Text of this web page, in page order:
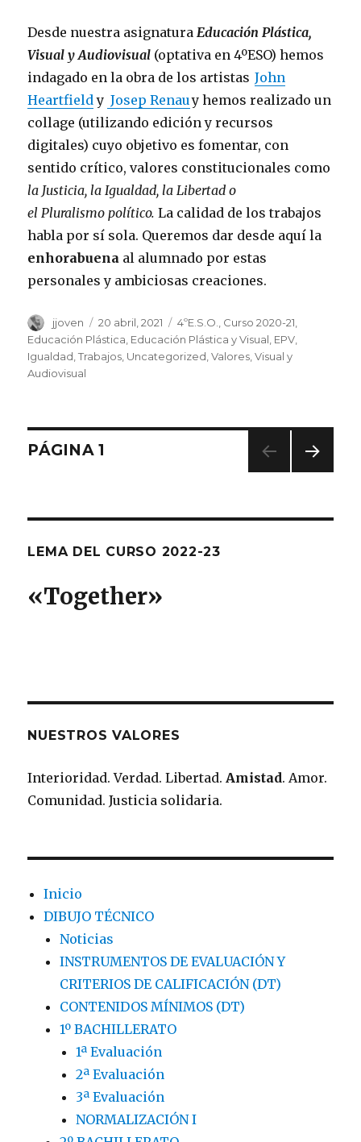
Desde nuestra asignatura Educación Plástica,
Visual y Audiovisual (optativa en 4ºESO) hemos
indagado en la obra de los artistasJohn
Heartfield y Josep Renauy hemos realizado un
collage (utilizando edición y recursos
digitales) cuyo objetivo es fomentar, con
sentido crítico, valores constitucionales como
la Justicia, la Igualdad, la Libertad o
el Pluralismo político.La calidad de los trabajos
habla por sí sola. Queremos dar desde aquí la
enhorabuena al alumnado por estas
personales y ambiciosas creaciones.
Autor
jjoven
Publicado
el
20 abril, 2021 Categorías
4ºE.S.O. Curso 2020-21
Educación Plástica Educación Plástica y Visual EPV
Igualdad ,Trabajos Uncategorized ,Valores ,Visual y
Audiovisual
Navegación
entradas
PÁGINA1
NA
LEMA DEL CURSO 2022-23
«Together»
NUESTROS VALORES
Interioridad. Verdad. Libertad. Amistad. Amor.
Comunidad. Justicia solidaria.
Inicio
DIBUJO TÉCNICO
Noticias
INSTRUMENTOS DE EVALUACIÓN Y
CRITERIOS DE CALIFICACIÓN (DT)
CONTENIDOS MÍNIMOS (DT)
1º BACHILLERATO
1ª Evaluación
2ª Evaluación
3ª Evaluación
NORMALIZACIÓN I